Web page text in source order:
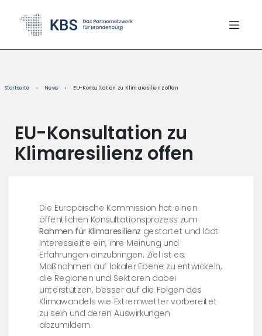
Startseite › News › EU-Konsultation zu Klimaresilienz offen
EU-Konsultation zu
Klimaresilienz offen
Die Europäische Kommission hat einen
öffentlichen Konsultationsprozess zum
Rahmen für Klimaresilienz gestartet und lädt
Interessierte ein, ihre Meinung und
Erfahrungen einzubringen. Ziel ist es,
Maßnahmen auf lokaler Ebene zu entwickeln,
die Regionen und Sektoren dabei
unterstützen, besser auf die Folgen des
Klimawandels wie Extremwetter vorbereitet
zu sein und deren Auswirkungen
abzumildern.